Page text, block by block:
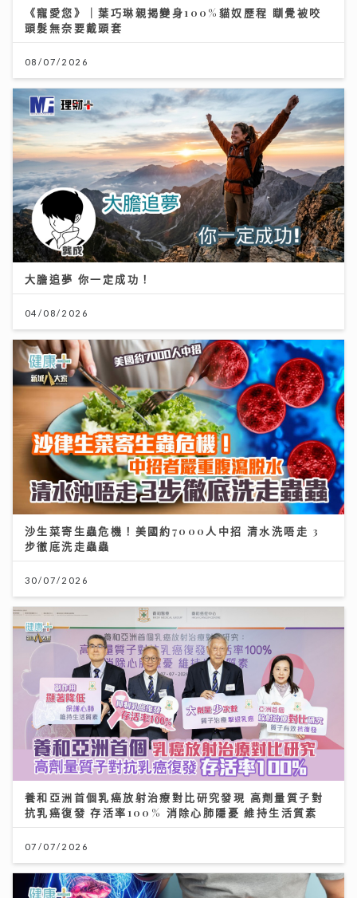
《寵愛您》｜葉巧琳親揭變身100%貓奴歷程 瞓覺被咬
頭髮無奈要戴頭套
08/07/2026
大膽追夢 你一定成功！
04/08/2026
沙生菜寄生蟲危機！美國約7000人中招 清水洗唔走 3
步徹底洗走蟲蟲
30/07/2026
養和亞洲首個乳癌放射治療對比研究發現 高劑量質子對
抗乳癌復發 存活率100% 消除心肺隱憂 維持生活質素
07/07/2026